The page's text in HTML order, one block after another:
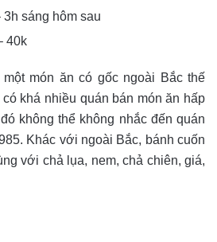
sáng hôm sau
40k
món ăn có gốc ngoài Bắc thế
khá nhiều quán bán món ăn hấp
không thể không nhắc đến quán
Khác với ngoài Bắc, bánh cuốn
với chả lụa, nem, chả chiên, giá,